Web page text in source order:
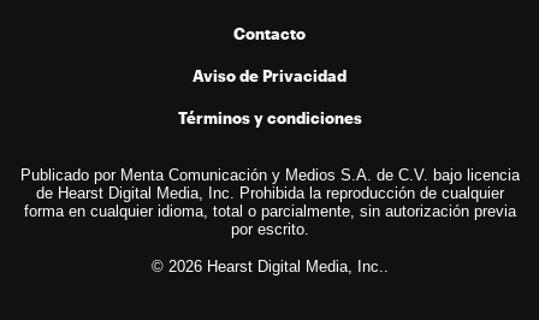
Contacto
Aviso de Privacidad
Términos y condiciones
Publicado por Menta Comunicación y Medios S.A. de C.V. bajo licencia
de Hearst Digital Media, Inc. Prohibida la reproducción de cualquier
forma en cualquier idioma, total o parcialmente, sin autorización previa
por escrito.
© 2026 Hearst Digital Media, Inc..